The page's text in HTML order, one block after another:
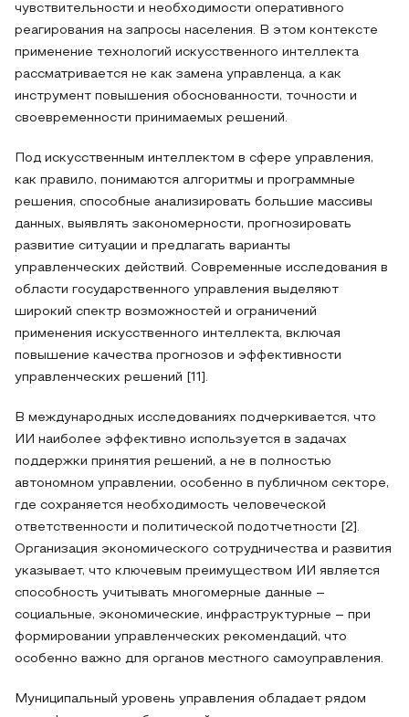
чувствительности и необходимости оперативного
реагирования на запросы населения. В этом контексте
применение технологий искусственного интеллекта
рассматривается не как замена управленца, а как
инструмент повышения обоснованности, точности и
своевременности принимаемых решений.
Под искусственным интеллектом в сфере управления,
как правило, понимаются алгоритмы и программные
решения, способные анализировать большие массивы
данных, выявлять закономерности, прогнозировать
развитие ситуации и предлагать варианты
управленческих действий. Современные исследования в
области государственного управления выделяют
широкий спектр возможностей и ограничений
применения искусственного интеллекта, включая
повышение качества прогнозов и эффективности
управленческих решений [11].
В международных исследованиях подчеркивается, что
ИИ наиболее эффективно используется в задачах
поддержки принятия решений, а не в полностью
автономном управлении, особенно в публичном секторе,
где сохраняется необходимость человеческой
ответственности и политической подотчетности [2].
Организация экономического сотрудничества и развития
указывает, что ключевым преимуществом ИИ является
способность учитывать многомерные данные –
социальные, экономические, инфраструктурные – при
формировании управленческих рекомендаций, что
особенно важно для органов местного самоуправления.
Муниципальный уровень управления обладает рядом